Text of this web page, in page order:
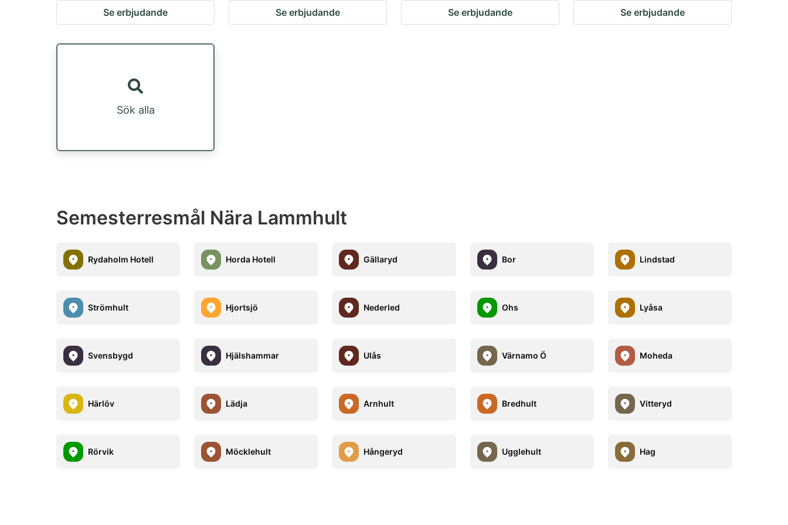
Se erbjudande Se erbjudande Se erbjudande Se erbjudande
Sök alla
Semesterresmål Nära Lammhult
Rydaholm Hotell Horda Hotell Gällaryd Bor Lindstad
Strömhult Hjortsjö Nederled Ohs Lyåsa
Svensbygd Hjälshammar Ulås Värnamo Ö Moheda
Härlöv Lädja Arnhult Bredhult Vitteryd
Rörvik Möcklehult Hångeryd Ugglehult Hag